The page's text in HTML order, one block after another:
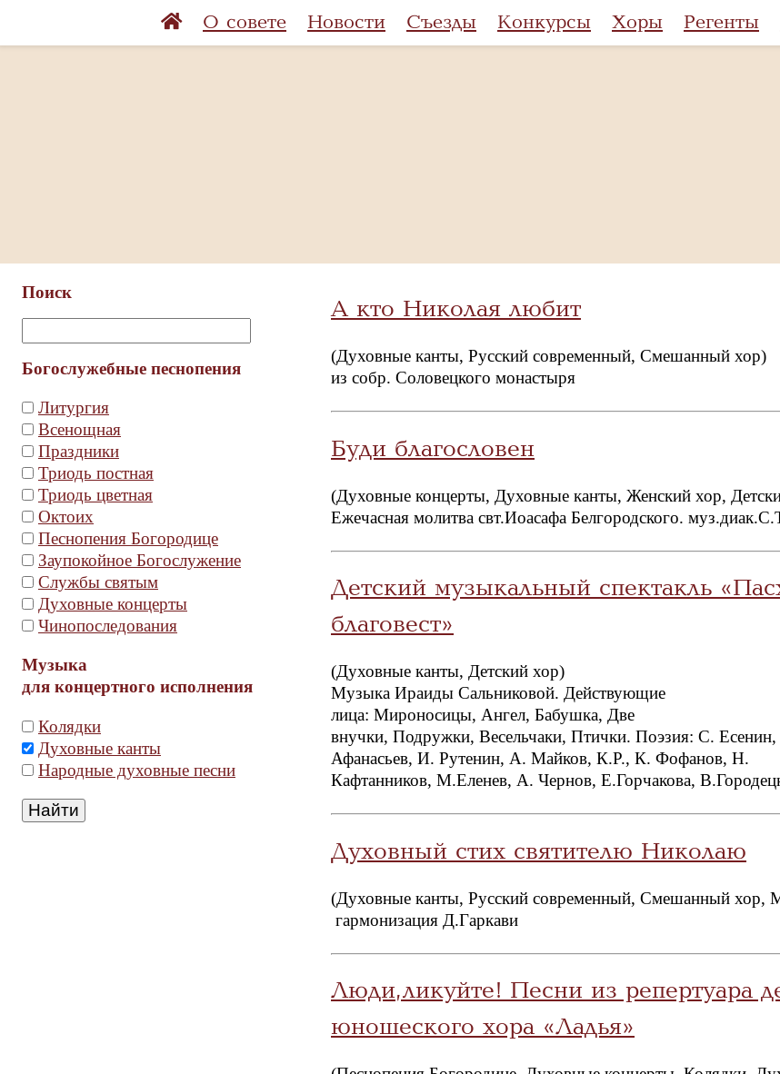
О совете Новости Съезды Конкурсы Хоры Регенты
Поиск
Богослужебные песнопения
Литургия
Всенощная
Праздники
Триодь постная
Триодь цветная
Октоих
Песнопения Богородице
Заупокойное Богослужение
Службы святым
Духовные концерты
Чинопоследования
Музыка
для концертного исполнения
Колядки
Духовные канты
Народные духовные песни
А кто Николая любит
(Духовные канты, Русский современный, Смешанный хор)
из собр. Соловецкого монастыря
Буди благословен
(Духовные концерты, Духовные канты, Женский хор,
Ежечасная молитва свт.Иоасафа Белгородского.
Детский музыкальный спектакль
благовест»
(Духовные канты, Детский хор)
Музыка Ираиды Сальниковой. Действующие
лица: Мироносицы, Ангел, Бабушка, Две
внучки, Подружки, Весельчаки, Птички. Поэзия: С.
Афанасьев, И. Рутенин, А. Майков, К.Р., К. Фофанов, Н.
Кафтанников, М.Еленев, А. Чернов, Е.Горчакова,
Духовный стих святителю Николаю
(Духовные канты, Русский современный, Смешанный хор,
гармонизация Д.Гаркави
Люди, ликуйте! Песни из репертуара
юношеского хора «Ладья»